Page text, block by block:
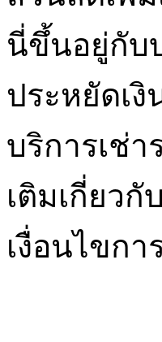
นี่ขึ้นอยู่กับ
ประหยัดเ
บริการเช่า
เติมเกี่ยวกั
เงื่อนไขก